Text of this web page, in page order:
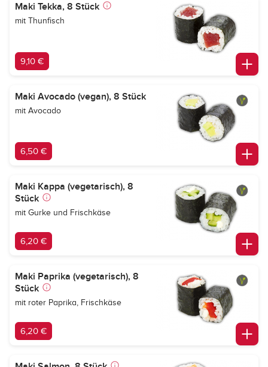
Maki Tekka, 8 Stück
mit Thunfisch
9,10 €
Maki Avocado (vegan), 8 Stück
mit Avocado
6,50 €
Maki Kappa (vegetarisch), 8
Stück
mit Gurke und Frischkäse
6,20 €
Maki Paprika (vegetarisch), 8
Stück
mit roter Paprika, Frischkäse
6,20 €